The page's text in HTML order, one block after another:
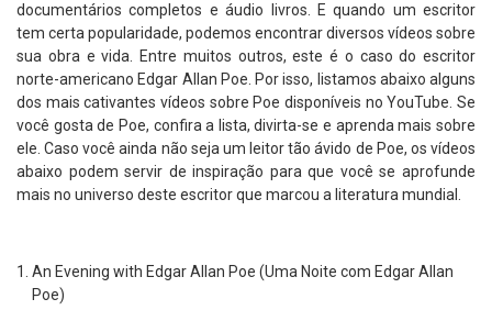
documentários completos e áudio livros. E quando um escritor
tem certa popularidade, podemos encontrar diversos vídeos sobre
sua obra e vida. Entre muitos outros, este é o caso do escritor
norte-americano Edgar Allan Poe. Por isso, listamos abaixo alguns
dos mais cativantes vídeos sobre Poe disponíveis no YouTube. Se
você gosta de Poe, confira a lista, divirta-se e aprenda mais sobre
ele. Caso você ainda não seja um leitor tão ávido de Poe, os vídeos
abaixo podem servir de inspiração para que você se aprofunde
mais no universo deste escritor que marcou a literatura mundial.
An Evening with Edgar Allan Poe (Uma Noite com Edgar Allan
Poe)